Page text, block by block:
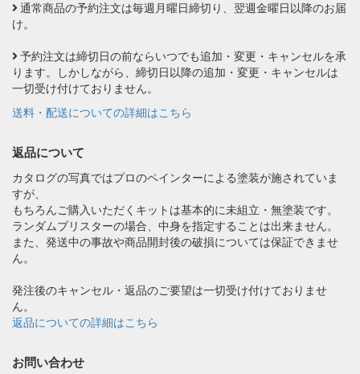
通常商品の予約注文は毎週月曜日締切り、翌週金曜日以降のお届
け。
予約注文は締切日の前ならいつでも追加・変更・キャンセルを承
ります。しかしながら、締切日以降の追加・変更・キャンセルは
一切受け付けておりません。
送料・配送についての詳細はこちら
返品について
カタログの写真ではプロのペインターによる塗装が施されていま
すが、
もちろんご購入いただくキットは基本的に未組立・無塗装です。
ランダムブリスターの場合、中身を指定することは出来ません。
また、発送中の事故や商品開封後の破損については保証できませ
ん。
発注後のキャンセル・返品のご要望は一切受け付けておりませ
ん。
返品についての詳細はこちら
お問い合わせ